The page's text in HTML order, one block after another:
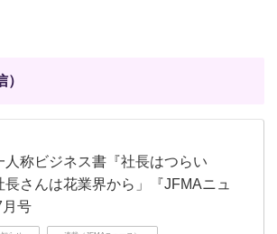
人称ビジネス書『社長はつらい
長さんは花業界から」『JFMAニュ
号